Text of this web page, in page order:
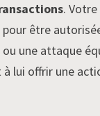
.
être
une attaque
lui offrir une